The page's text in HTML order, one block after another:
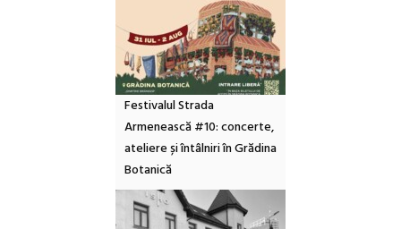
Festivalul Strada
Armenească #10: concerte,
ateliere și întâlniri în Grădina
Botanică